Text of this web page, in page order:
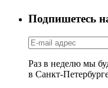
Подпишетесь
Раз в неделю мы
в Санкт-